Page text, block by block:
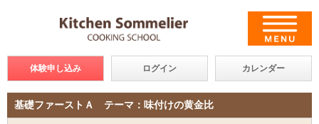
体験申し込み ログイン カレンダー
基礎ファーストＡ テーマ：味付けの黄金比